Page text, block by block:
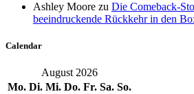
Ashley Moore zu Die Comeback-
beeindruckende Rückkehr in den
Calendar
August 2026
Mo. Di. Mi. Do. Fr. Sa. So.